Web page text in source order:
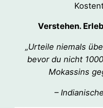
Verstehen.
„Urteile niemals
bevor du nicht
Mokassins
–